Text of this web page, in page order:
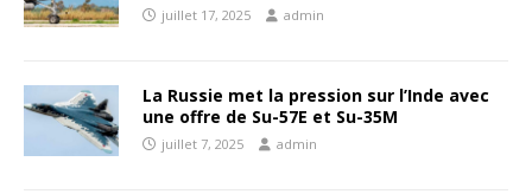
juillet 17, 2025 admin
La Russie met la pression sur l’Inde avec
une offre de Su-57E et Su-35M
juillet 7, 2025 admin